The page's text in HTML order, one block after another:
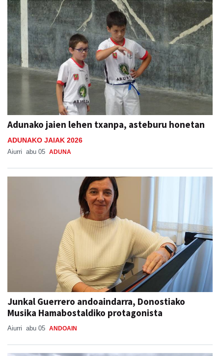
Adunako jaien lehen txanpa, asteburu honetan
ADUNAKO JAIAK 2026
Aiurri abu 05 ADUNA
Junkal Guerrero andoaindarra, Donostiako
Musika Hamabostaldiko protagonista
Aiurri abu 05 ANDOAIN